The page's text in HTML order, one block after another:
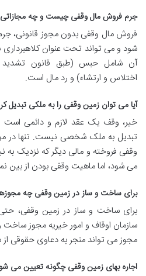
جرم فروش مال وقفی چیست و چه مجازاتی
فروش مال وقفی بدون مجوز قانونی،
شود و می تواند تحت عنوان کلاهبرداری
آن شامل حبس (طبق قانون تشدید
اختلاس و ارتشاء) و رد مال است.
آیا می توان زمین وقفی را به ملکی تبدیل
خیر، وقف یک عقد لازم و دائمی است
تبدیل به ملک شخصی نیست. تنها در
وقفی فروخته و مالی دیگر که نزدیک
می شود، اما ماهیت وقفی بودن از بین
برای ساخت و ساز در زمین وقفی چه
برای ساخت و ساز در زمین وقفی، حتی
سازمان اوقاف و امور خیریه مجوز
مجوز می تواند منجر به دعاوی حقوقی
اجاره بهای زمین وقفی چگونه تعیین می